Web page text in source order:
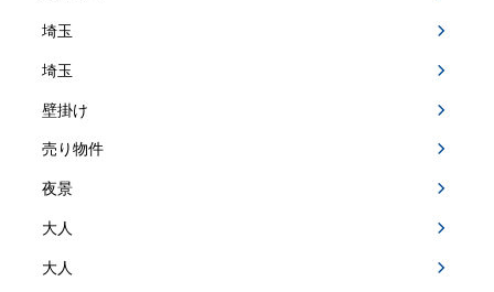
埼玉
埼玉
壁掛け
売り物件
夜景
大人
大人